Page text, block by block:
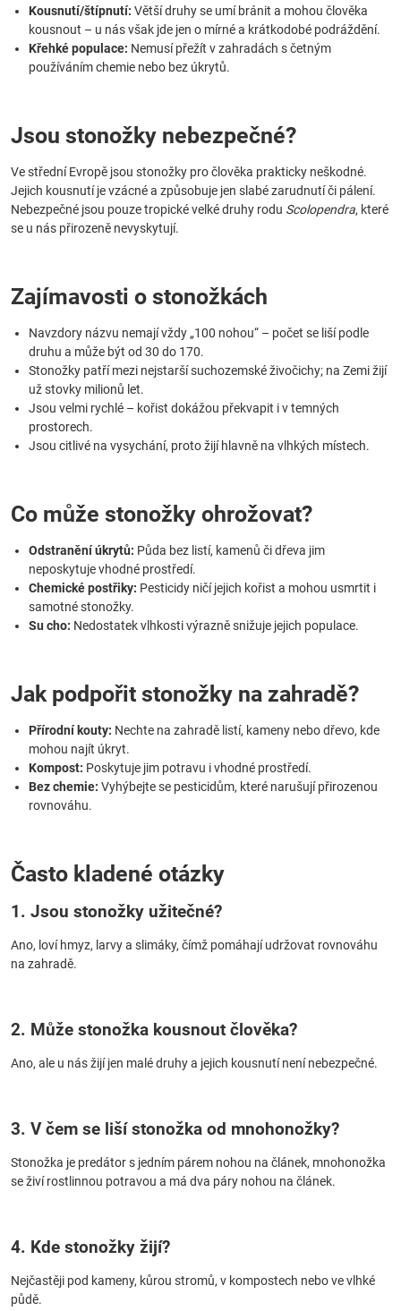
Kousnutí/štípnutí: Větší druhy se umí bránit a mohou člověka
kousnout – u nás však jde jen o mírné a krátkodobé podráždění.
Křehké populace: Nemusí přežít v zahradách s četným
používáním chemie nebo bez úkrytů.
Jsou stonožky nebezpečné?
Ve střední Evropě jsou stonožky pro člověka prakticky neškodné.
Jejich kousnutí je vzácné a způsobuje jen slabé zarudnutí či pálení.
Nebezpečné jsou pouze tropické velké druhy rodu Scolopendra, které
se u nás přirozeně nevyskytují.
Zajímavosti o stonožkách
Navzdory názvu nemají vždy „100 nohou“ – počet se liší podle
druhu a může být od 30 do 170.
Stonožky patří mezi nejstarší suchozemské živočichy; na Zemi žijí
už stovky milionů let.
Jsou velmi rychlé – kořist dokážou překvapit i v temných
prostorech.
Jsou citlivé na vysychání, proto žijí hlavně na vlhkých místech.
Co může stonožky ohrožovat?
Odstranění úkrytů: Půda bez listí, kamenů či dřeva jim
neposkytuje vhodné prostředí.
Chemické postřiky: Pesticidy ničí jejich kořist a mohou usmrtit i
samotné stonožky.
Su cho: Nedostatek vlhkosti výrazně snižuje jejich populace.
Jak podpořit stonožky na zahradě?
Přírodní kouty: Nechte na zahradě listí, kameny nebo dřevo, kde
mohou najít úkryt.
Kompost: Poskytuje jim potravu i vhodné prostředí.
Bez chemie: Vyhýbejte se pesticidům, které narušují přirozenou
rovnováhu.
Často kladené otázky
1. Jsou stonožky užitečné?
Ano, loví hmyz, larvy a slimáky, čímž pomáhají udržovat rovnováhu
na zahradě.
2. Může stonožka kousnout člověka?
Ano, ale u nás žijí jen malé druhy a jejich kousnutí není nebezpečné.
3. V čem se liší stonožka od mnohonožky?
Stonožka je predátor s jedním párem nohou na článek, mnohonožka
se živí rostlinnou potravou a má dva páry nohou na článek.
4. Kde stonožky žijí?
Nejčastěji pod kameny, kůrou stromů, v kompostech nebo ve vlhké
půdě.